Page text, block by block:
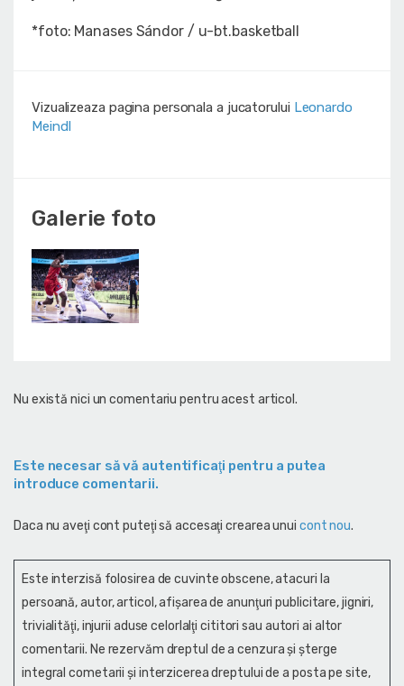
*foto: Manases Sándor / u-bt.basketball
Vizualizeaza pagina personala a jucatorului Leonardo
Meindl
Galerie foto
Nu există nici un comentariu pentru acest articol.
Este necesar să vă autentificaţi pentru a putea
introduce comentarii.
Daca nu aveţi cont puteţi să accesaţi crearea unui cont nou.
Este interzisă folosirea de cuvinte obscene, atacuri la
persoană, autor, articol, afişarea de anunţuri publicitare, jigniri,
trivialităţi, injurii aduse celorlalţi cititori sau autori ai altor
comentarii. Ne rezervăm dreptul de a cenzura și şterge
integral cometarii și interzicerea dreptului de a posta pe site,